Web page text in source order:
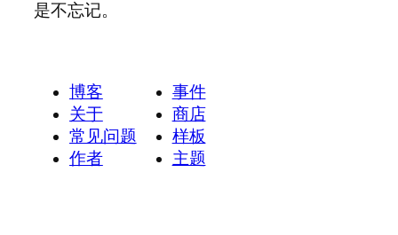
是不忘记。
博客
关于
常见问题
作者
事件
商店
样板
主题